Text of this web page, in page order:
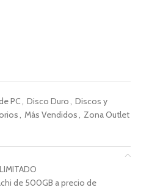
PC, Disco Duro, Discos y
, Más Vendidos, Zona Outlet
de 500GB a precio de